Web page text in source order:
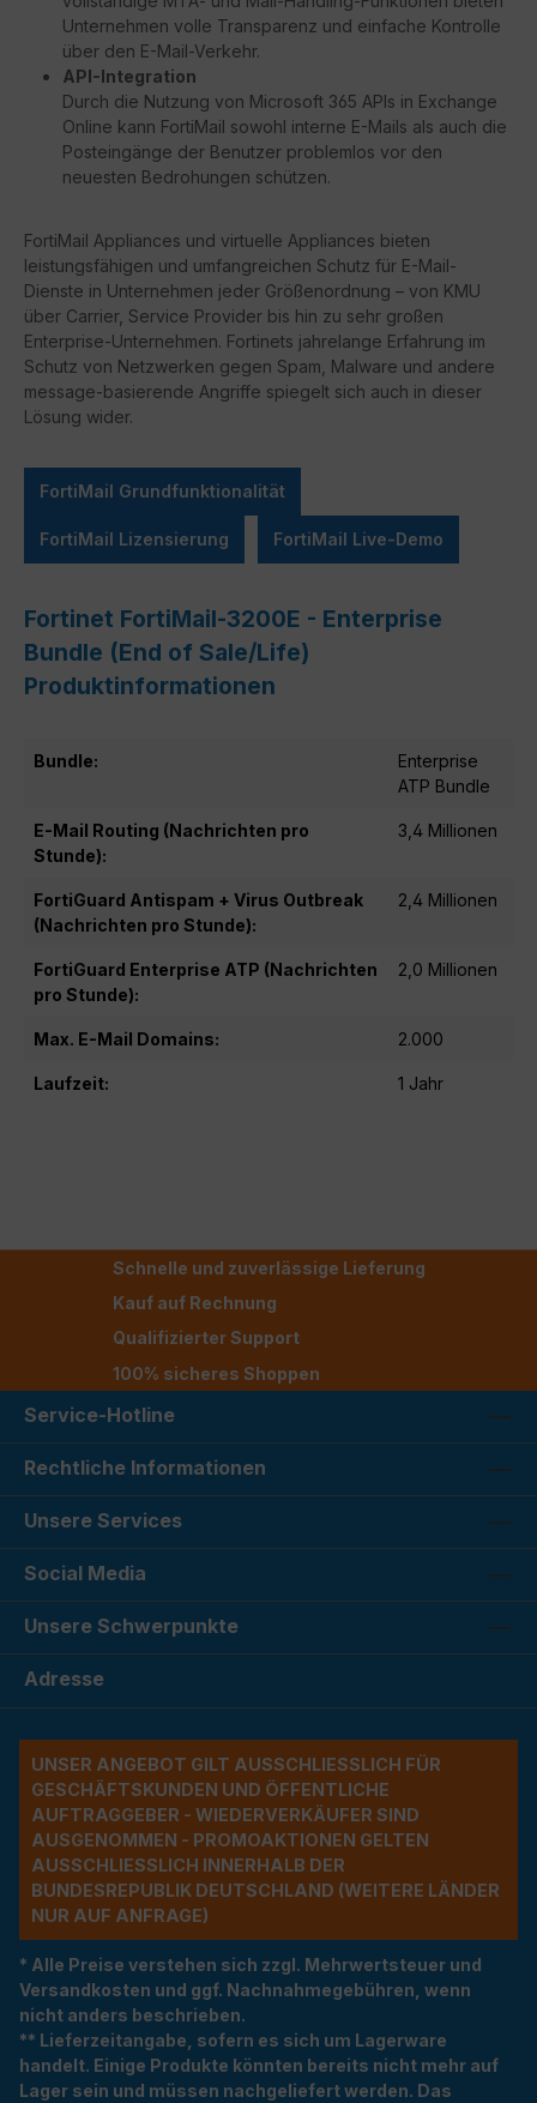
Unternehmen volle Transparenz und einfache Kontrolle
über den E-Mail-Verkehr.
API-Integration
Durch die Nutzung von Microsoft 365 APIs in Exchange
Online kann FortiMail sowohl interne E-Mails als auch die
Posteingänge der Benutzer problemlos vor den
neuesten Bedrohungen schützen.
FortiMail Appliances und virtuelle Appliances bieten
leistungsfähigen und umfangreichen Schutz für E-Mail-
Dienste in Unternehmen jeder Größenordnung – von KMU
über Carrier, Service Provider bis hin zu sehr großen
Enterprise-Unternehmen. Fortinets jahrelange Erfahrung im
Schutz von Netzwerken gegen Spam, Malware und andere
message-basierende Angriffe spiegelt sich auch in dieser
Lösung wider.
FortiMail Grundfunktionalität
FortiMail Lizensierung FortiMail Live-Demo
Fortinet FortiMail-3200E - Enterprise
Bundle (End of Sale/Life)
Produktinformationen
Bundle:
Enterprise
ATP Bundle
E-Mail Routing (Nachrichten pro
Stunde):
3,4 Millionen
FortiGuard Antispam + Virus Outbreak
(Nachrichten pro Stunde):
2,4 Millionen
FortiGuard Enterprise ATP (Nachrichten
pro Stunde):
2,0 Millionen
Max. E-Mail Domains: 2.000
Laufzeit: 1 Jahr
Schnelle und zuverlässige Lieferung
Kauf auf Rechnung
Qualifizierter Support
100% sicheres Shoppen
Service-Hotline
Rechtliche Informationen
Unsere Services
Social Media
Unsere Schwerpunkte
Adresse
UNSER ANGEBOT GILT AUSSCHLIESSLICH FÜR G
ESCHÄFTSKUNDEN UND ÖFFENTLICHE A
UFTRAGGEBER - WIEDERVERKÄUFER SIND A
USGENOMMEN - PROMOAKTIONEN GELTEN A
USSCHLIESSLICH INNERHALB DER BU
NDESREPUBLIK DEUTSCHLAND (WEITERE LÄNDER NU
R AUF ANFRAGE)
* Alle Preise verstehen sich zzgl. Mehrwertsteuer und
Versandkosten und ggf. Nachnahmegebühren, wenn
nicht anders beschrieben.
** Lieferzeitangabe, sofern es sich um Lagerware
handelt. Einige Produkte könnten bereits nicht mehr auf
Lager sein und müssen nachgeliefert werden. Das